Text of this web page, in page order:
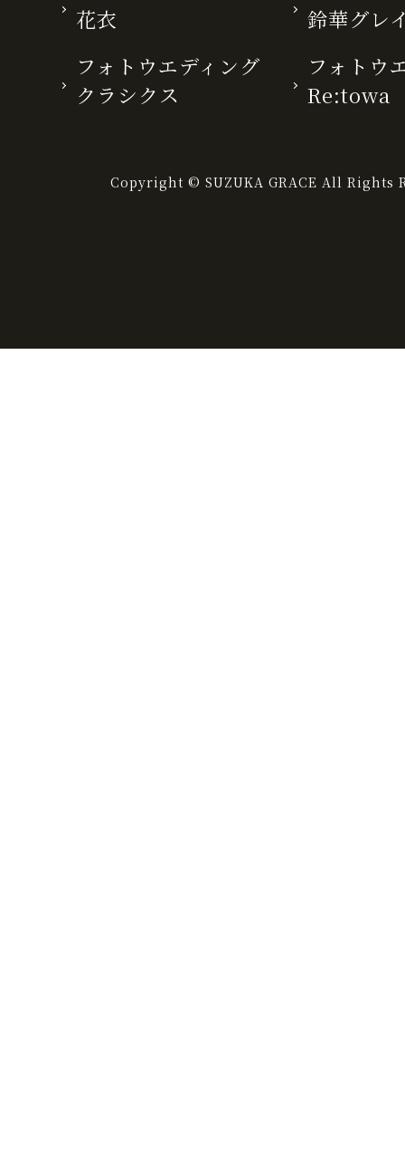
花衣
鈴華グレ
フォトウエディング
クラシクス
フォトウ
Re:towa
Copyright © SUZUKA GRACE All Rights